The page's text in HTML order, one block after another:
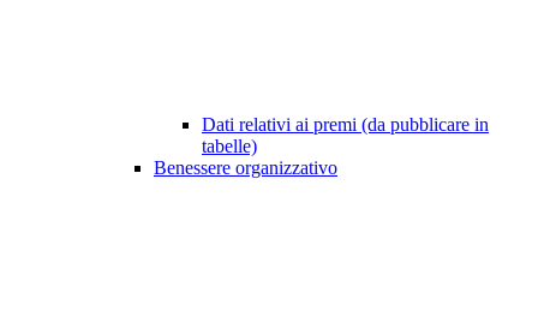
Dati relativi ai premi (da pubblicare in
tabelle)
Benessere organizzativo